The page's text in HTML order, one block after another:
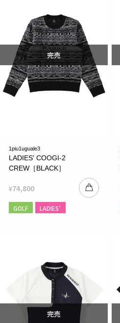
1piu1uguale3
LADIES' COOGI-2
CREW［BLACK］
¥74,800
GOLF LADIES'